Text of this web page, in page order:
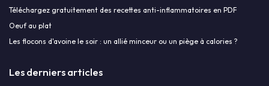
Téléchargez gratuitement des recettes anti-inflammatoires en PDF
Oeuf au plat
Les flocons d'avoine le soir : un allié minceur ou un piège à calories ?
Les derniers articles